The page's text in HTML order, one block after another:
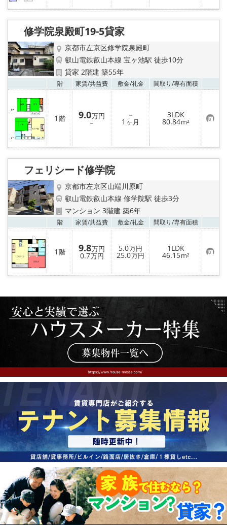
に
入
り
修学院泉殿町19-5貸家
京都市左京区修学院泉殿町
叡山電鉄叡山本線 宝ヶ池駅 徒歩10分
貸家 2階建 築55年
階 家賃/共益費 敷金/礼金 間取り/専有面積
1 階 9.0万円
－
－
1 ヶ月
3LDK
80.84m² お
気
に
入
り
登
フェリシード修学院
京都市左京区山端川原町
叡山電鉄叡山本線 修学院駅 徒歩3分
マンション 3階建 築6年
階 家賃/共益費 敷金/礼金 間取り/専有面積
1 階 9.8万円
0.7万円
5.0万円
25.0万円
1LDK
46.15m² お
気
に
入
録